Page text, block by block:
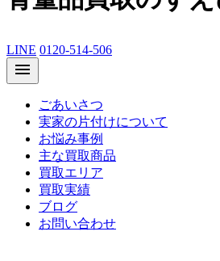
LINE 0120-514-506
menu
ごあいさつ
実家の片付けについて
お悩み事例
主な買取商品
買取エリア
買取実績
ブログ
お問い合わせ